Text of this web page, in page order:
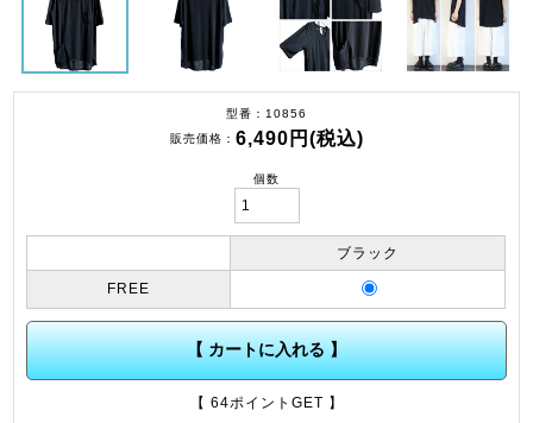
型番
10856
販売価格
6,490円(税込)
個数
ブラック
FREE
【 カートに入れる 】
【 64ポイントGET 】